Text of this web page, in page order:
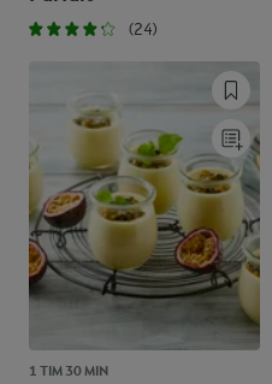
(24)
1 TIM 30 MIN